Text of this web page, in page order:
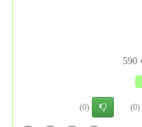
590
(0)
(0)